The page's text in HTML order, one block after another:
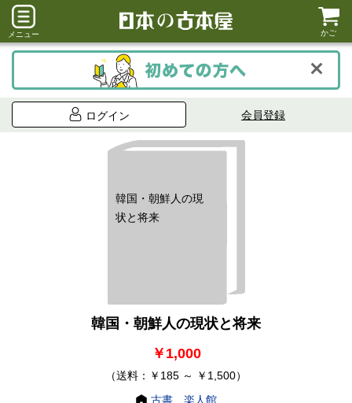
メニュー かご
ログイン 会員登録
韓国・朝鮮人の現
状と将来
韓国・朝鮮人の現状と将来
￥1,000
（送料：￥185 ～ ￥1,500）
古書 楽人館